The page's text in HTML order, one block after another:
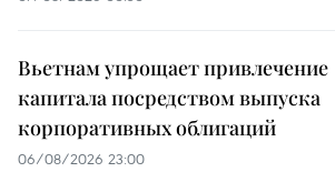
Вьетнам упрощает привлечение
капитала посредством выпуска
корпоративных облигаций
06/08/2026 23:00